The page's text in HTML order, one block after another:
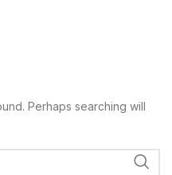
Perhaps searching will